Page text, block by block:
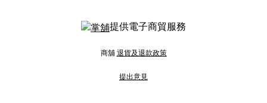
提供電子商貿服務
商舖 退貨及退款政策
提出意見